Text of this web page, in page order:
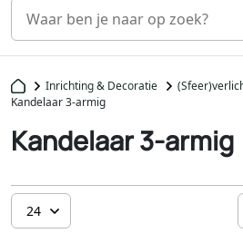
Inrichting & Decoratie
Kandelaar 3-armig
Kandelaar 3-armig